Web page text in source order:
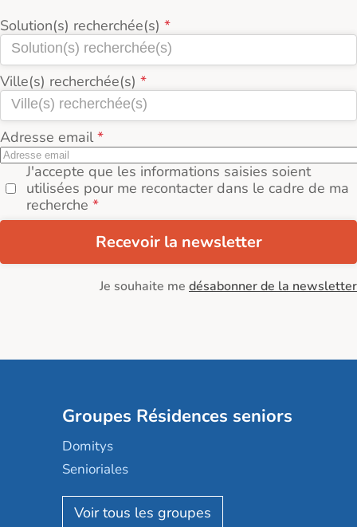
Solution(s) recherchée(s)
Ville(s) recherchée(s)
Adresse email
J'accepte que les informations saisies soient
utilisées pour me recontacter dans le cadre de ma
recherche
Recevoir la newsletter
Je souhaite me désabonner de la newsletter
Groupes Résidences seniors
Domitys
Senioriales
Nohée
Les Résidentiels